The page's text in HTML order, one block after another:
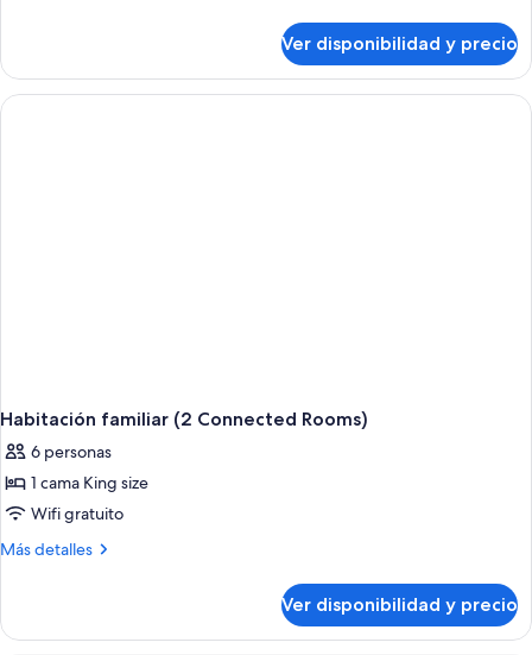
superior,
habitación
Ver disponibilidad y precio
Habitación familiar (2 Connected Rooms)
6 personas
1 cama King size
Wifi gratuito
Más detalles
Más
familiar
Ver disponibilidad y precio